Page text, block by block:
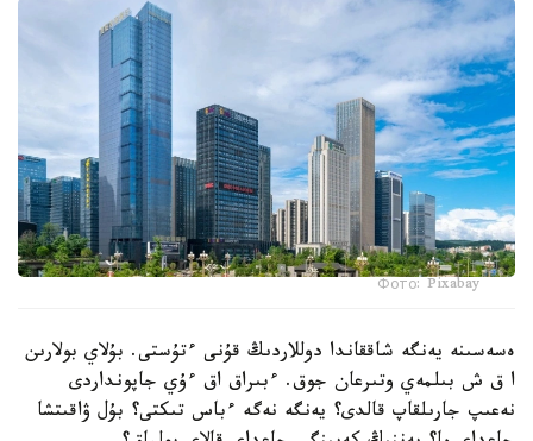
Фото: Pixabay
ەسەسىنە يەنگە شاققاندا دوللاردىڭ قۇنى ءتۇستى. بۇلاي بولارىن
ا ق ش بىلمەي وتىرعان جوق. ءبىراق اق ءۇي جاپونداردى
نەعىپ جارىلقاپ قالدى؟ يەنگە نەگە ءباس تىكتى؟ بۇل ۋاقىتشا